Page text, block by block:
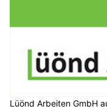
Lüönd Arbeiten GmbH